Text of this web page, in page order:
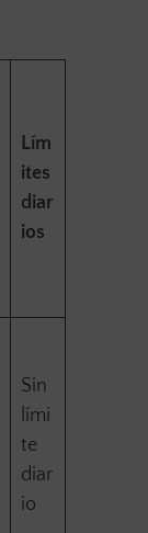
Lím
ites
diar
ios
Sin
lími
te
diar
io